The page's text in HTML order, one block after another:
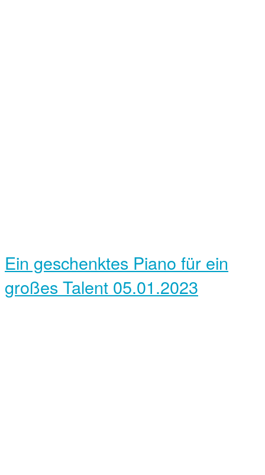
Ein geschenktes Piano für ein
großes Talent 05.01.2023